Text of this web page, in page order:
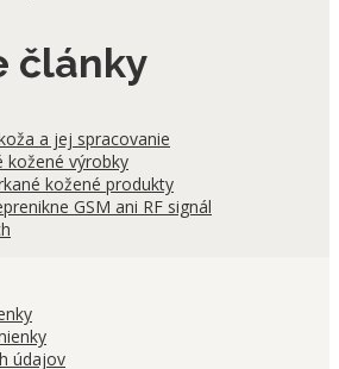
články
a jej spracovanie
kožené výrobky
kožené produkty
GSM ani RF signál
údajov